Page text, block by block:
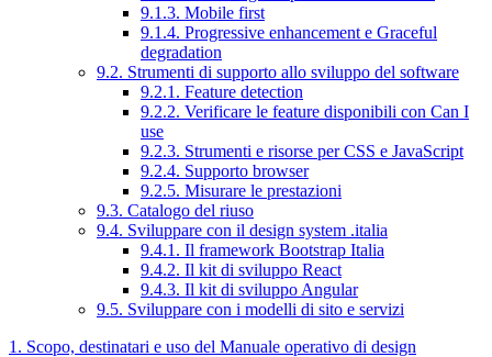
9.1.3. Mobile first
9.1.4. Progressive enhancement e Graceful
degradation
9.2. Strumenti di supporto allo sviluppo del software
9.2.1. Feature detection
9.2.2. Verificare le feature disponibili con Can I
use
9.2.3. Strumenti e risorse per CSS e JavaScript
9.2.4. Supporto browser
9.2.5. Misurare le prestazioni
9.3. Catalogo del riuso
9.4. Sviluppare con il design system .italia
9.4.1. Il framework Bootstrap Italia
9.4.2. Il kit di sviluppo React
9.4.3. Il kit di sviluppo Angular
9.5. Sviluppare con i modelli di sito e servizi
1. Scopo, destinatari e uso del Manuale operativo di design